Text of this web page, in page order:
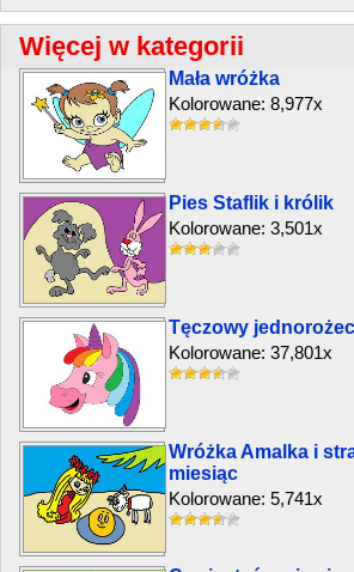
Więcej w kategorii
Mała wróżka
Kolorowane: 8,977x
Pies Staflik i królik
Kolorowane: 3,501x
Tęczowy jednorożec
Kolorowane: 37,801x
Wróżka Amalka i
miesiąc
Kolorowane: 5,741x